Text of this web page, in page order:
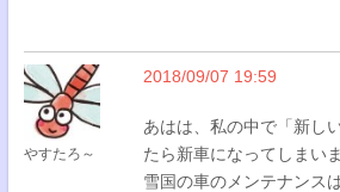
やすたろ～
2018/09/07 19:59
あはは、私の中で「新し
たら新車になってしまい
雪国の車のメンテナンス